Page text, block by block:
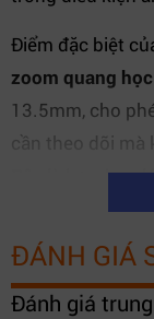
Điểm đặc biệt
zoom quang
13.5mm, cho
cần theo dõi
Đây là lựa chọn
nghiệp, nơi yêu
ĐÁNH GIÁ
Đánh giá